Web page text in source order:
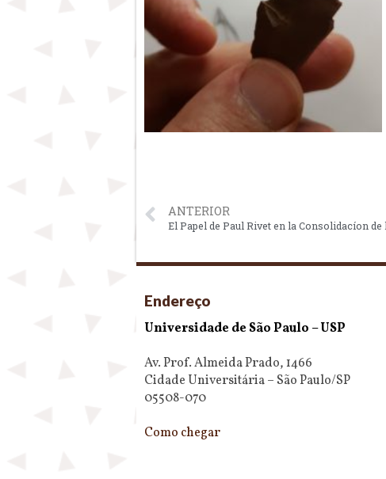
ANTERIOR
Endereço
Universidade de São Paulo – USP
Av. Prof. Almeida Prado, 1466
Cidade Universitária – São Paulo/SP
05508-070
Como chegar